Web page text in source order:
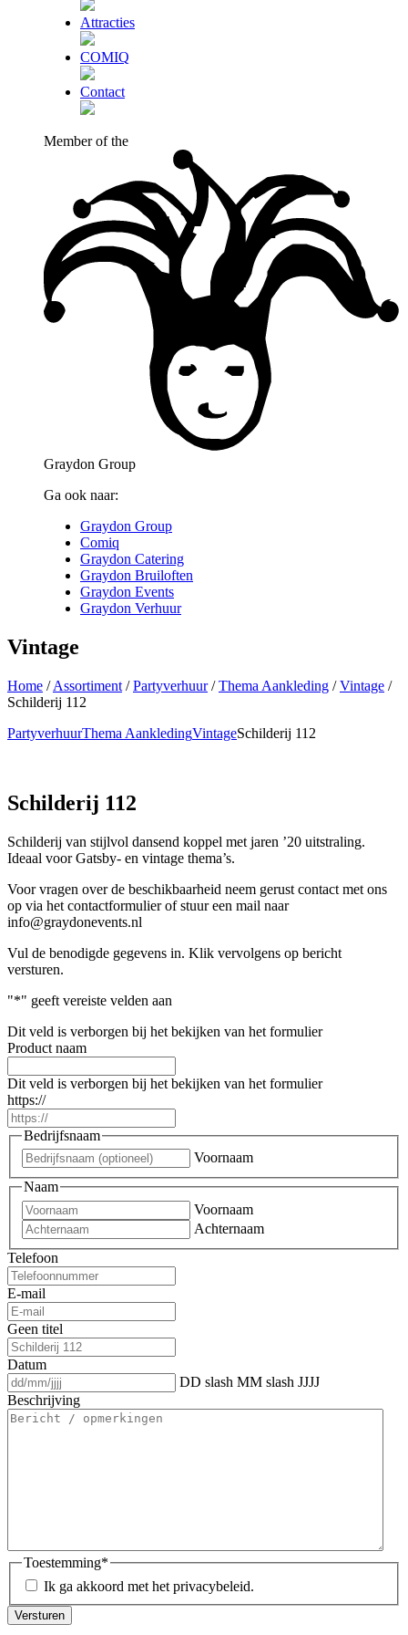
Attracties
COMIQ
Contact
Member of the
Graydon Group
Ga ook naar:
Graydon Group
Comiq
Graydon Catering
Graydon Bruiloften
Graydon Events
Graydon Verhuur
Vintage
Home /Assortiment /Partyverhuur/Thema Aankleding /Vintage /
Schilderij 112
PartyverhuurThema AankledingVintageSchilderij 112
Schilderij 112
Schilderij van stijlvol dansend koppel met jaren ’20 uitstraling.
Ideaal voor Gatsby- en vintage thema’s.
Voor vragen over de beschikbaarheid neem gerust contact met ons
op via het contactformulier of stuur een mail naar
info@graydonevents.nl
Vul de benodigde gegevens in. Klik vervolgens op bericht
versturen.
"*" geeft vereiste velden aan
Dit veld is verborgen bij het bekijken van het formulier
Product naam
Dit veld is verborgen bij het bekijken van het formulier
https://
Bedrijfsnaam
Voornaam
Naam
Voornaam
Achternaam
Telefoon
E-mail
Geen titel
Datum
DD slash MM slash JJJJ
Beschrijving
Toestemming*
Ik ga akkoord met het privacybeleid.